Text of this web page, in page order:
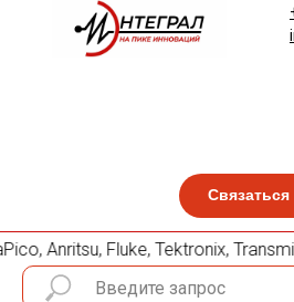
Связаться
Anritsu, Fluke, Tektronix,